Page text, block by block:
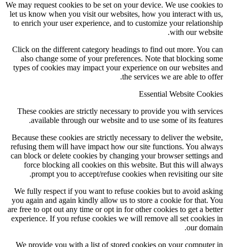
We may request cookies to be set on your device. We use
let us know when you visit our websites, how you interact
to enrich your user experience, and to customize your
with our
Click on the different category headings to find out more. You
also change some of your preferences. Note that blocking
types of cookies may impact your experience on our websites
the services we are able to
Essential Website
These cookies are strictly necessary to provide you with
available through our website and to use some of its
Because these cookies are strictly necessary to deliver the
refusing them will have impact how our site functions. You
can block or delete cookies by changing your browser settings
force blocking all cookies on this website. But this will
prompt you to accept/refuse cookies when revisiting our
We fully respect if you want to refuse cookies but to avoid
you again and again kindly allow us to store a cookie for that.
are free to opt out any time or opt in for other cookies to get a
experience. If you refuse cookies we will remove all set
our
We provide you with a list of stored cookies on your